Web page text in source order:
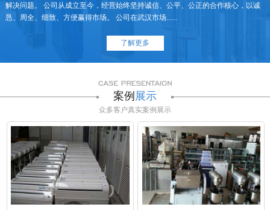
解决问题。 公司从成立至今，经营始终坚持诚信、公平、公正的合作核心，以诚
恳、周全、细致、方便赢得市场。 公司在武汉市场......
了解更多
案例 展示
众多客户真实案例展示